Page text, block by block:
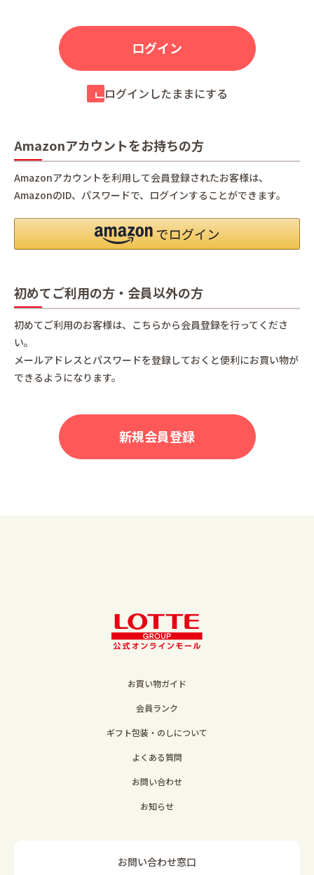
ログインしたままにする
Amazonアカウントをお持ちの方
Amazonアカウントを利用して会員登録されたお客様は、
AmazonのID、パスワードで、ログインすることができます。
初めてご利用の方・会員以外の方
初めてご利用のお客様は、こちらから会員登録を行ってくださ
い。
メールアドレスとパスワードを登録しておくと便利にお買い物が
できるようになります。
お買い物ガイド
会員ランク
ギフト包装・のしについて
よくある質問
お問い合わせ
お知らせ
お問い合わせ窓口